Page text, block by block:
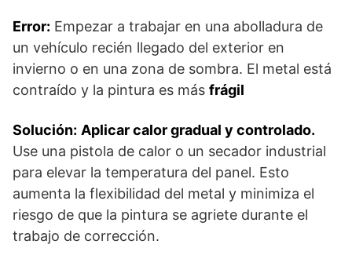
Error: Empezar a trabajar en una abolladura de
un vehículo recién llegado del exterior en
invierno o en una zona de sombra. El metal está
contraído y la pintura es más frágil
Solución: Aplicar calor gradual y controlado.
Use una pistola de calor o un secador industrial
para elevar la temperatura del panel. Esto
aumenta la flexibilidad del metal y minimiza el
riesgo de que la pintura se agriete durante el
trabajo de corrección.